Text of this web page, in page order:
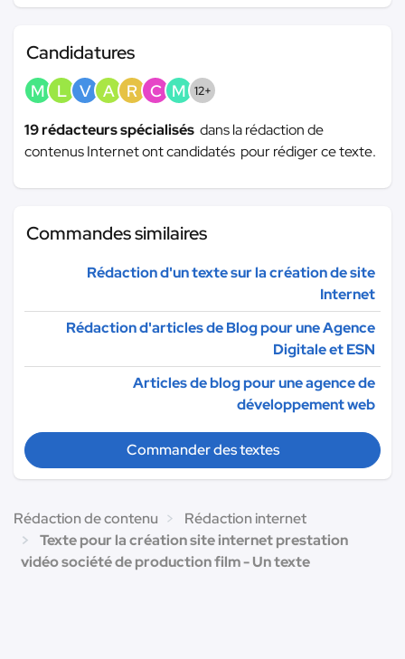
Candidatures
M L V A R C M 12+
19 rédacteurs spécialisés dans la rédaction de
contenus Internet ont candidatés pour rédiger ce texte.
Commandes similaires
Rédaction d'un texte sur la création de site
Internet
Rédaction d'articles de Blog pour une Agence
Digitale et ESN
Articles de blog pour une agence de
développement web
Commander des textes
Rédaction de contenu
Rédaction internet
Texte pour la création site internet prestation
vidéo société de production film - Un texte